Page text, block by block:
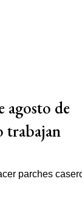
agosto de
trabajan